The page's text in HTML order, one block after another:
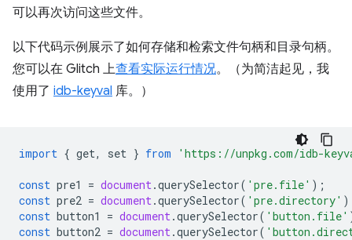
可以再次访问这些文件。
以下代码示例展示了如何存储和检索文件句柄和目录句柄。
您可以在 Glitch 上查看实际运行情况。（为简洁起见，我
使用了 idb-keyval 库。）
import { get, set } from 'https://unpkg.com/idb-
const pre1 = document.querySelector( 'pre.file' );
const pre2 = document.querySelector( 'pre.directory'
const button1 = document.querySelector( 'button.file'
const button2 = document.querySelector(